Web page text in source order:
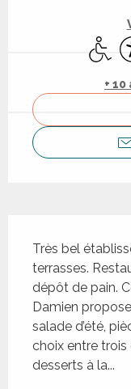
Accès
+
Très bel
terrasses.
dépôt de pain.
Damien
salade d’été,
choix entre
desserts à la...